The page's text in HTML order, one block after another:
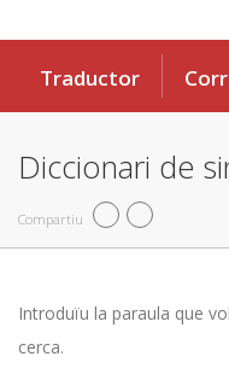
Traductor
Diccionari de
Compartiu
Introduïu la paraula que
cerca.